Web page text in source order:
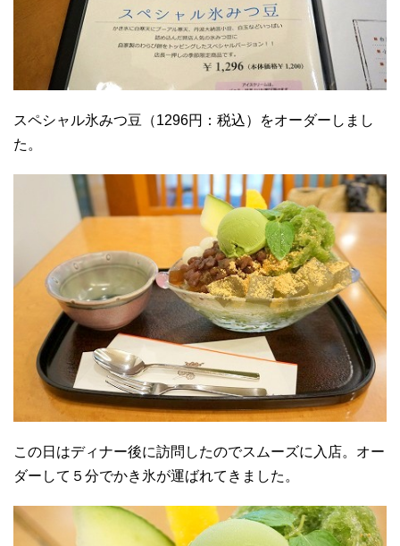
スペシャル氷みつ豆（1296円：税込）をオーダーしまし
た。
この日はディナー後に訪問したのでスムーズに入店。オー
ダーして５分でかき氷が運ばれてきました。